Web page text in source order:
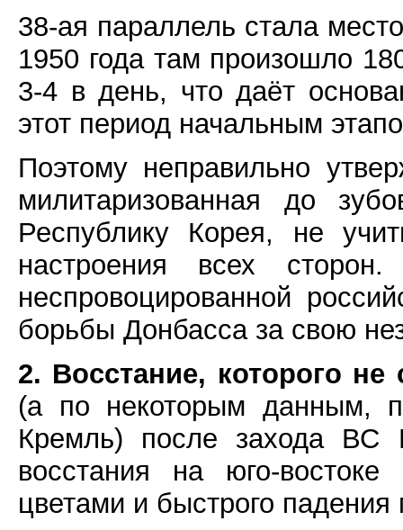
38-ая параллель стала
1950 года там произошло
3-4 в день, что даёт
этот период начальным
Поэтому неправильно
милитаризованная до
Республику Корея, не
настроения всех
неспровоцированной
борьбы Донбасса за свою
2. Восстание, которого не
(а по некоторым данным,
Кремль) после захода ВС
восстания на юго-
цветами и быстрого падения